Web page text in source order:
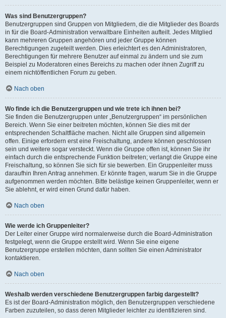
Was sind Benutzergruppen?
Benutzergruppen sind Gruppen von Mitgliedern, die die Mitglieder des Boards
in für die Board-Administration verwaltbare Einheiten aufteilt. Jedes Mitglied
kann mehreren Gruppen angehören und jeder Gruppe können
Berechtigungen zugeteilt werden. Dies erleichtert es den Administratoren,
Berechtigungen für mehrere Benutzer auf einmal zu ändern und sie zum
Beispiel zu Moderatoren eines Bereichs zu machen oder ihnen Zugriff zu
einem nichtöffentlichen Forum zu geben.
Nach oben
Wo finde ich die Benutzergruppen und wie trete ich ihnen bei?
Sie finden die Benutzergruppen unter „Benutzergruppen“ im persönlichen
Bereich. Wenn Sie einer beitreten möchten, können Sie dies mit der
entsprechenden Schaltfläche machen. Nicht alle Gruppen sind allgemein
offen. Einige erfordern erst eine Freischaltung, andere können geschlossen
sein und weitere sogar versteckt. Wenn die Gruppe offen ist, können Sie ihr
einfach durch die entsprechende Funktion beitreten; verlangt die Gruppe eine
Freischaltung, so können Sie sich für sie bewerben. Ein Gruppenleiter muss
daraufhin Ihren Antrag annehmen. Er könnte fragen, warum Sie in die Gruppe
aufgenommen werden möchten. Bitte belästige keinen Gruppenleiter, wenn er
Sie ablehnt, er wird einen Grund dafür haben.
Nach oben
Wie werde ich Gruppenleiter?
Der Leiter einer Gruppe wird normalerweise durch die Board-Administration
festgelegt, wenn die Gruppe erstellt wird. Wenn Sie eine eigene
Benutzergruppe erstellen möchten, dann sollten Sie einen Administrator
kontaktieren.
Nach oben
Weshalb werden verschiedene Benutzergruppen farbig dargestellt?
Es ist der Board-Administration möglich, den Benutzergruppen verschiedene
Farben zuzuteilen, so dass deren Mitglieder leichter zu identifizieren sind.